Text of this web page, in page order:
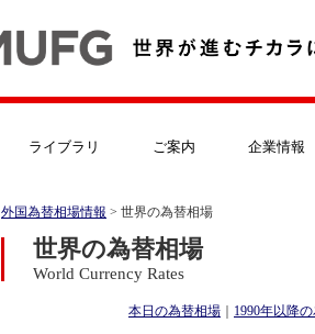
ライブラリ ご案内 企業情報
外国為替相場情報 > 世界の為替相場
世界の為替相場
World Currency Rates
本日の為替相場 1990年以降